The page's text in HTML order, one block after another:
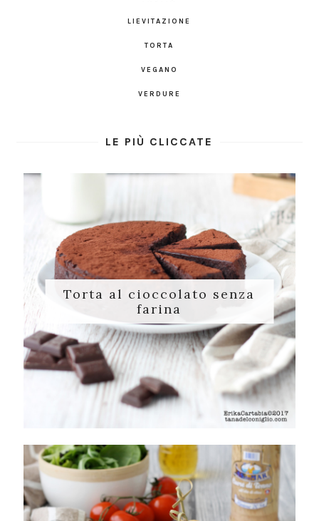
LIEVITAZIONE
TORTA
VEGANO
VERDURE
LE PIÙ CLICCATE
Torta al cioccolato senza
farina